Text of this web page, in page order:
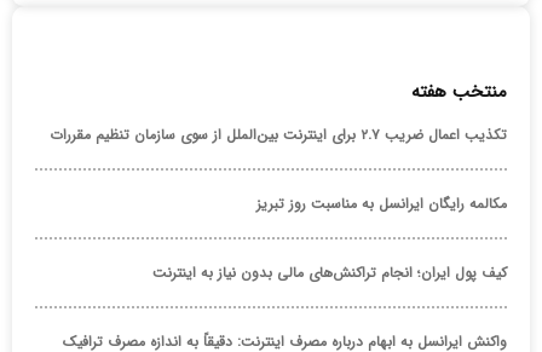
منتخب هفته
تکذیب اعمال ضریب ۲.۷ برای اینترنت بین‌الملل از سوی سازمان تنظیم مقررات
مکالمه رایگان ایرانسل به مناسبت روز تبریز
کیف پول ایران؛ انجام تراکنش‌های مالی بدون نیاز به اینترنت
واکنش ایرانسل به ابهام درباره مصرف اینترنت: دقیقاً به اندازه مصرف ترافیک